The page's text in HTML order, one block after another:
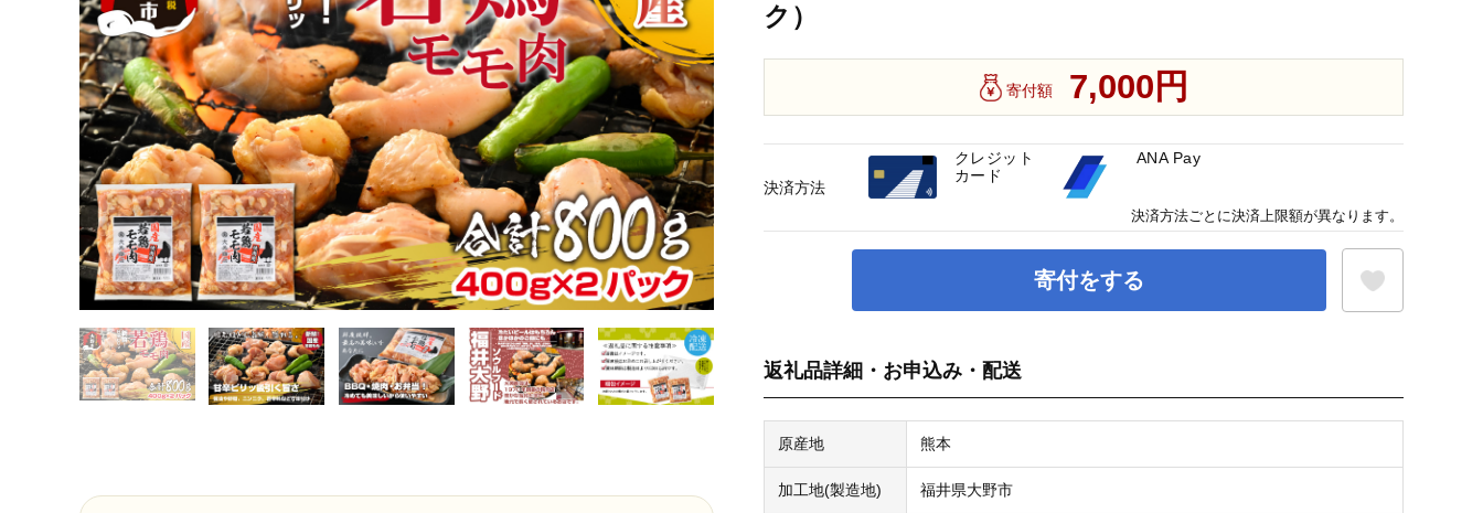
ク）
寄付額 7,000円
寄付をする
返礼品詳細・お申込み・配送
原産地 熊本
加工地(製造地) 福井県大野市
決済方法
クレジット
カード
ANA Pay
決済方法ごとに決済上限額が異なります。